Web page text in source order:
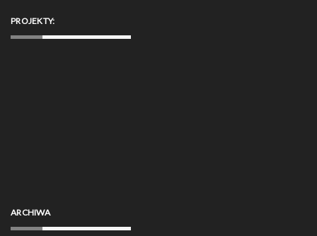
PROJEKTY:
ARCHIWA